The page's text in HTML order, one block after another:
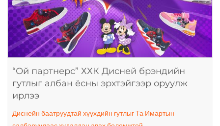
“Ой партнерс” ХХК Дисней брэндийн
гутлыг албан ёсны эрхтэйгээр оруулж
ирлээ
Диснейн баатруудтай хүүхдийн гутлыг Та Имартын